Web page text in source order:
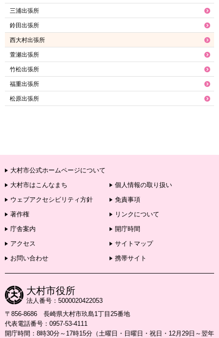
三浦出張所
鈴田出張所
西大村出張所
萱瀬出張所
竹松出張所
福重出張所
松原出張所
大村市公式ホームページについて
大村市はこんなまち
個人情報の取り扱い
ウェブアクセシビリティ方針
免責事項
著作権
リンクについて
庁舎案内
開庁時間
アクセス
サイトマップ
お問い合わせ
携帯サイト
大村市役所
法人番号：5000020422053
〒856-8686 長崎県大村市玖島1丁目25番地
代表電話番号：0957-53-4111
開庁時間：8時30分～17時15分（土曜日・日曜日・祝日・12月29日～翌年